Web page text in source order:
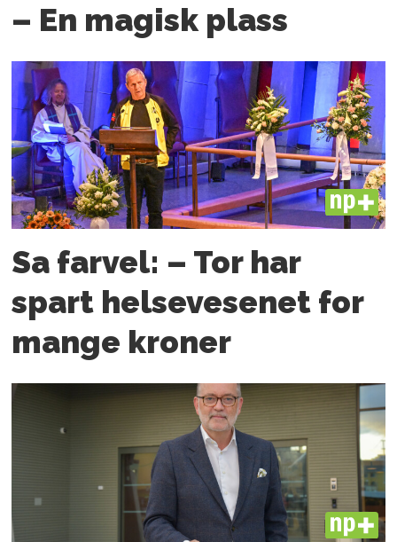
– En magisk plass
PLUS
Sa farvel: – Tor har
spart helsevesenet for
mange kroner
PLUS